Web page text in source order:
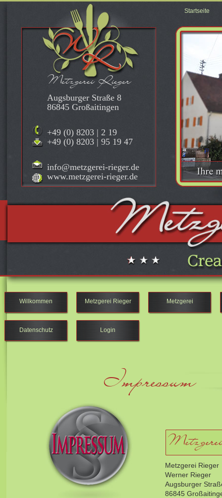
Startseite
Willkommen Metzgerei Rieger Metzgerei
Metzgerei Rieger
Augsburger Straße 8
86845 Großaitingen
+49 (0) 8203 | 2 19
+49 (0) 8203 | 95 19 47
info@metzgerei-rieger.de
www.metzgerei-rieger.de
Datenschutz Login
Impressum
Metzgerei Rieger
Werner Rieger
Augsburger
86845